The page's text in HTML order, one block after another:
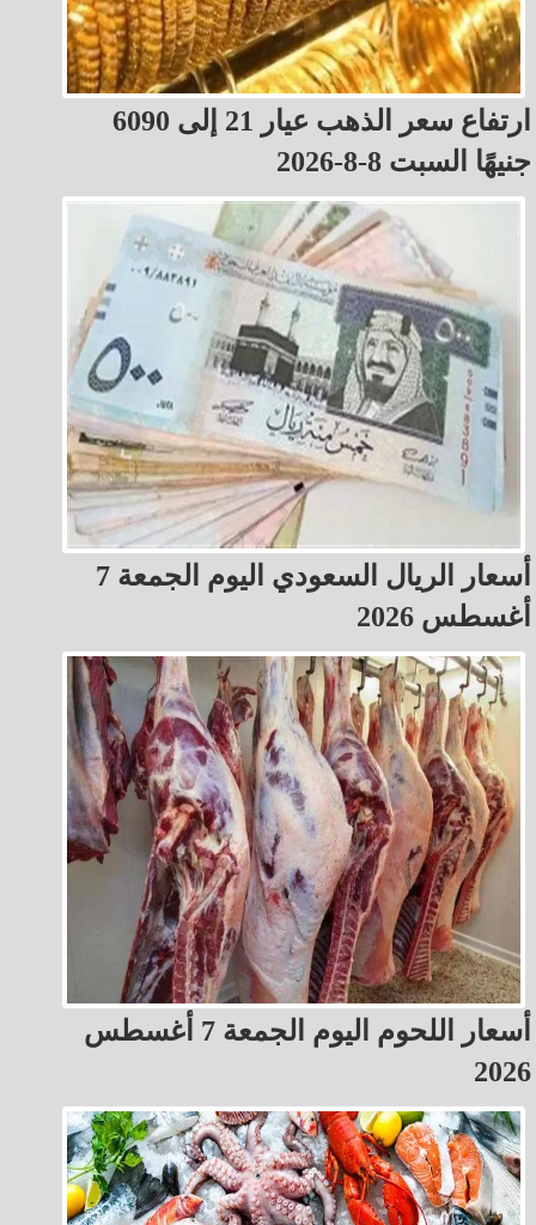
ارتفاع سعر الذهب عيار 21 إلى 6090
جنيهًا السبت 8-8-2026
أسعار الريال السعودي اليوم الجمعة 7
أغسطس 2026
أسعار اللحوم اليوم الجمعة 7 أغسطس
2026